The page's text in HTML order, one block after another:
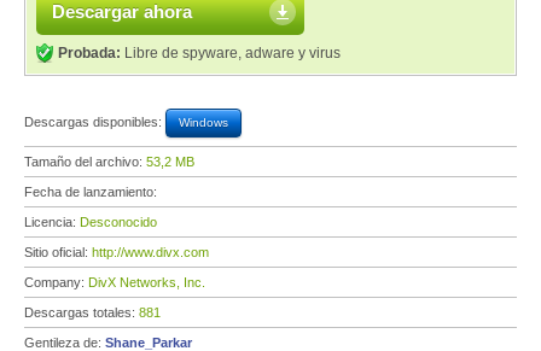
Descargar ahora
Probada: Libre de spyware, adware y virus
Descargas disponibles: Windows
Tamaño del archivo: 53,2 MB
Fecha de lanzamiento:
Licencia: Desconocido
Sitio oficial: http://www.divx.com
Company: DivX Networks, Inc.
Descargas totales: 881
Gentileza de: Shane_Parkar